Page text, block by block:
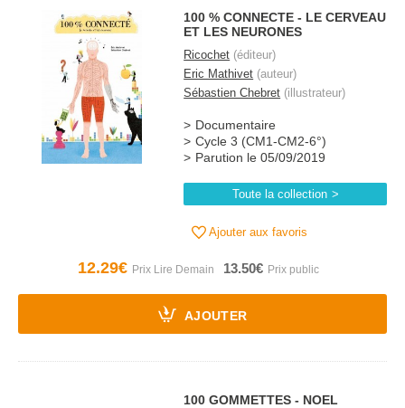
100 % CONNECTE - LE CERVEAU
ET LES NEURONES
Ricochet (éditeur)
Eric Mathivet (auteur)
Sébastien Chebret (illustrateur)
Documentaire
Cycle 3 (CM1-CM2-6°)
Parution le 05/09/2019
Toute la collection
Ajouter aux favoris
12.29€ 13.50€
AJOUTER
100 GOMMETTES - NOEL